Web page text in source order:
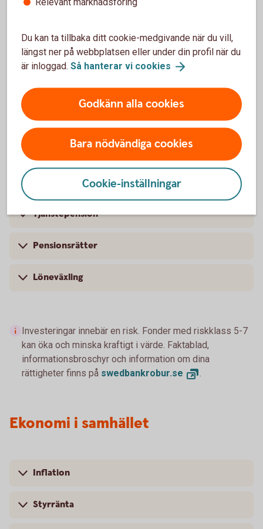
Sparhorisont
Sparkonto
Pension
Premiepension
Tjänstepension
Pensionsrätter
Löneväxling
Investeringar innebär en risk. Fonder med riskklass 5-7
kan öka och minska kraftigt i värde. Faktablad,
informationsbroschyr och information om dina
rättigheter finns på swedbankrobur.se .
Ekonomi i samhället
Inflation
Styrränta
Du kan ta tillbaka ditt cookie-medgivande när du vill,
längst ner på webbplatsen eller under din profil när du
är inloggad. Så hanterar vi cookies
Godkänn alla cookies
Bara nödvändiga cookies
Cookie-inställningar